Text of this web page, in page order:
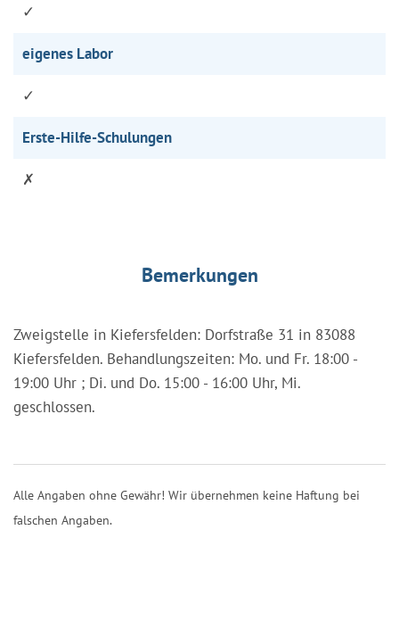
✓
eigenes Labor
✓
Erste-Hilfe-Schulungen
✗
Bemerkungen
Zweigstelle in Kiefersfelden: Dorfstraße 31 in 83088
Kiefersfelden. Behandlungszeiten: Mo. und Fr. 18:00 -
19:00 Uhr ; Di. und Do. 15:00 - 16:00 Uhr, Mi.
geschlossen.
Alle Angaben ohne Gewähr! Wir übernehmen keine Haftung bei
falschen Angaben.